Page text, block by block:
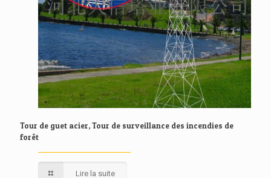
Tour de guet acier, Tour de surveillance des incendies de
forêt
Lire la suite